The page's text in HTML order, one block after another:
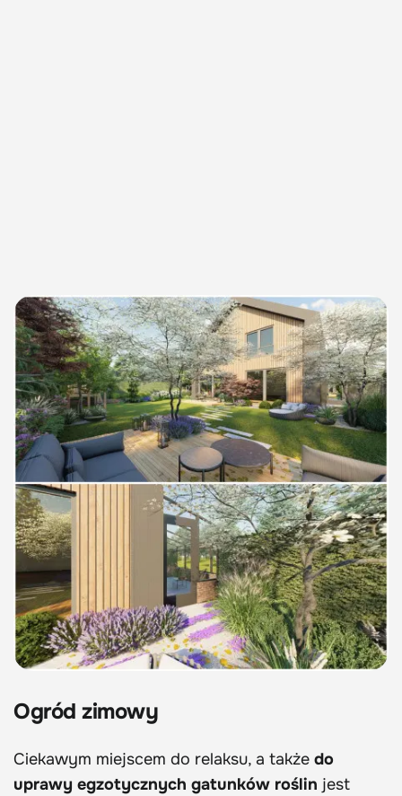
Ogród zimowy
Ciekawym miejscem do relaksu, a także do
uprawy egzotycznych gatunków roślin jest